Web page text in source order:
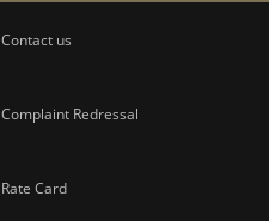
Contact us
Complaint Redressal
Rate Card